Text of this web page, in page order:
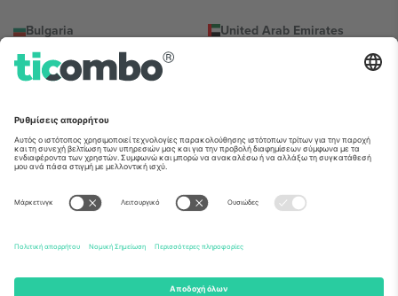
Bulgaria
Regus Sofia City West, bul
Totleben 53-55, 1606 Sofia,
United Arab Emirates
UAE Dubai Silicon Oasis, DDP
Building A1, Office 302, Dubai,
Mexico
Av Chapultepec 360, Roma
Norte, Cuauhtémoc, 06700
Ciudad de México, CDMX,
Mexico
Η νομική οντότητα του παρόχου πλατφόρμας ενδέχεται να
τομέα. Για λεπτομέρειες ανατρέξτε στη σελίδα της συγκεκριμένης